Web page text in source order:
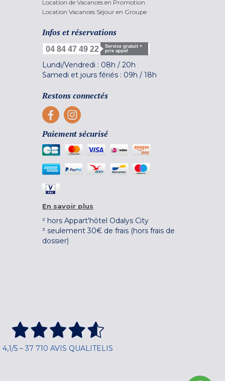
Location de Vacances en Promotion
Location Vacances Séjour en Groupe
Infos et réservations
04 84 47 49 22
Service gratuit +
prix appel
Lundi/Vendredi : 08h / 20h
Samedi et jours fériés : 09h / 18h
Restons connectés
Paiement sécurisé
En savoir plus
² hors Appart'hôtel Odalys City
³ seulement 30€ de frais (hors frais de
dossier)
4,1/5 – 37 710 AVIS QUALITELIS